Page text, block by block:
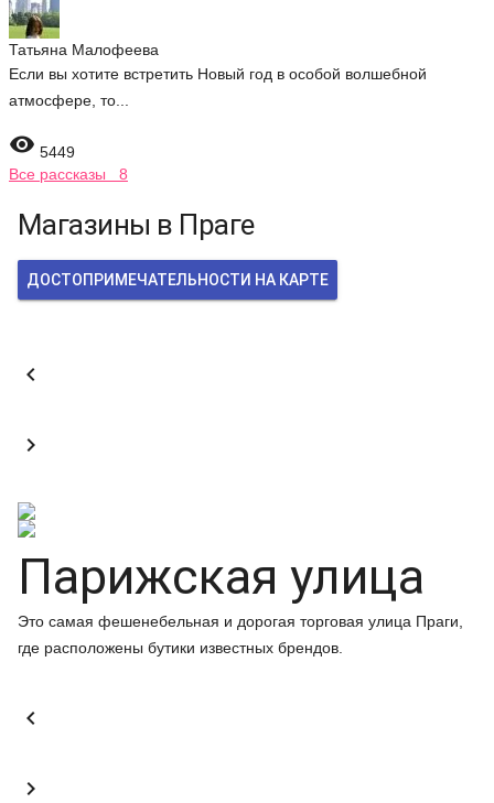
Татьяна Малофеева
Если вы хотите встретить Новый год в особой волшебной
атмосфере, то...
 5449
Все рассказы 8
Магазины в Праге
ДОСТОПРИМЕЧАТЕЛЬНОСТИ НА КАРТЕ


Парижская улица
Это самая фешенебельная и дорогая торговая улица Праги,
где расположены бутики известных брендов.

